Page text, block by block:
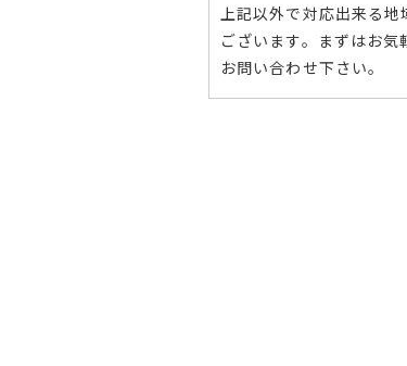
上記以外で対応出来る地
ございます。まずはお気
お問い合わせ下さい。